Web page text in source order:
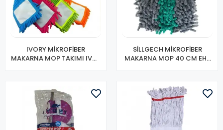
IVORY MİKROFİBER
MAKARNA MOP TAKIMI IVO-
SİLLGECH MİKROFİBER
MAKARNA MOP 40 CM EH-